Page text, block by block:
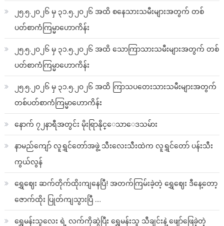
၂၅.၅.၂၀၂၆ မှ ၃၁.၅.၂၀၂၆ အထိ စနေသားသမီးများအတွက် တစ်
ပတ်စာကံကြမ္မာဟောကိန်း
၂၅.၅.၂၀၂၆ မှ ၃၁.၅.၂၀၂၆ အထိ သောကြာသားသမီးများအတွက် တစ်
ပတ်စာကံကြမ္မာဟောကိန်း
၂၅.၅.၂၀၂၆ မှ ၃၁.၅.၂၀၂၆ အထိ ကြာသပတေးသားသမီးများအတွက်
တစ်ပတ်စာကံကြမ္မာဟောကိန်း
နောက် ၇၂နာရီအတွင်း မိုးရြာနိုင္ေသာေဒသမ်ား
နာမည်ကျော် လူရွှင်တော်အဖွဲ့ သီးလေးသီးထဲက လူရွှင်တော် ပန်းသီး
ကွယ်လွန်
ရွှေဈေး ဆက်တိုက်ထိုးကျနေပြီ! အတက်ကြမ်းခဲ့တဲ့ ရွှေဈေး ဒီနေ့တော့
ဇောက်ထိုး ပြုတ်ကျသွားပြီ ….
ရွှေမန်းသူလေး ရဲ့ လက်ကိုဆွဲပြီး ရွှေမန်းသူ သီချင်းနဲ့ ဖျော်ဖြေခဲ့တဲ့